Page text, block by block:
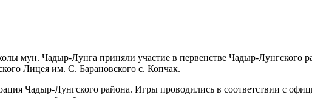
мун. Чадыр-Лунга приняли участие в первенстве Чадыр-Лунгского
Лицея им. С. Барановского с. Копчак.
Чадыр-Лунгского района. Игры проводились в соответствии с